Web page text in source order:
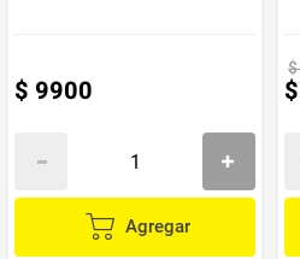
$ 9900
Agregar
$
$